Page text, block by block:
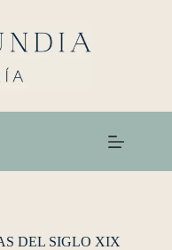
DEL SIGLO XIX